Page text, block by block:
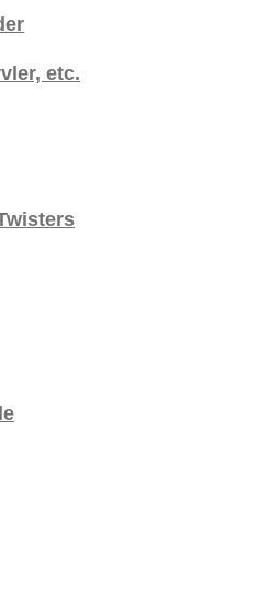
etc.